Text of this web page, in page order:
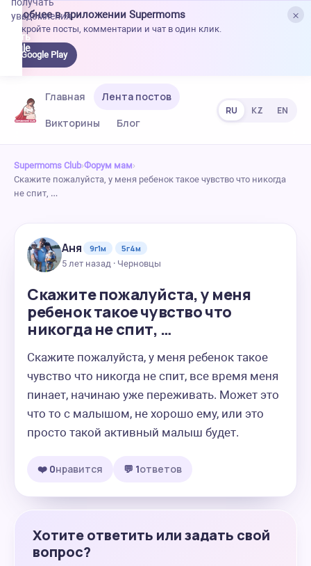
×
Удобнее в приложении Supermoms
Откройте посты, комментарии и чат в один клик.
Google Play
уведомления.
Главная
Лента постов
Викторины
Блог
RU KZ EN
Supermoms Club›Форум мам›
Скажите пожалуйста, у меня ребенок такое чувство что никогда
не спит, …
Аня 9г1м
5г4м
5 лет назад · Черновцы
Скажите пожалуйста, у меня
ребенок такое чувство что
никогда не спит, …
Скажите пожалуйста, у меня ребенок такое
чувство что никогда не спит, все время меня
пинает, начинаю уже переживать. Может это
что то с малышом, не хорошо ему, или это
просто такой активный малыш будет.
❤️ 0нравится 💬 1ответов
Хотите ответить или задать свой
вопрос?